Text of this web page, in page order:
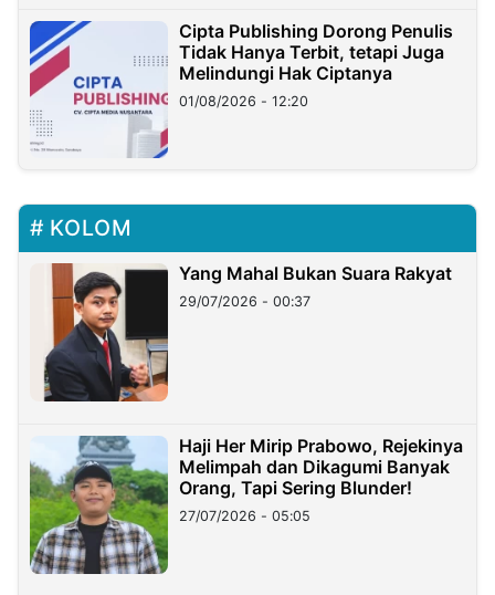
Cipta Publishing Dorong Penulis
Tidak Hanya Terbit, tetapi Juga
Melindungi Hak Ciptanya
01/08/2026 - 12:20
KOLOM
Yang Mahal Bukan Suara Rakyat
29/07/2026 - 00:37
Haji Her Mirip Prabowo, Rejekinya
Melimpah dan Dikagumi Banyak
Orang, Tapi Sering Blunder!
27/07/2026 - 05:05